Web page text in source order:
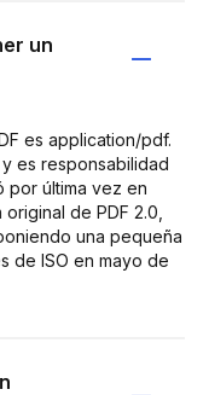
un
es application/pdf.
es responsabilidad
por última vez en
de PDF 2.0,
una pequeña
de ISO en mayo de